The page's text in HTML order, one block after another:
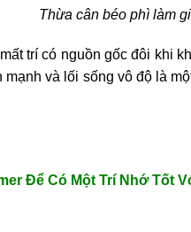
Thừa cân béo phì làm
trí có nguồn gốc đôi khi
và lối sống vô độ là
Để Có Một Trí Nhớ Tốt